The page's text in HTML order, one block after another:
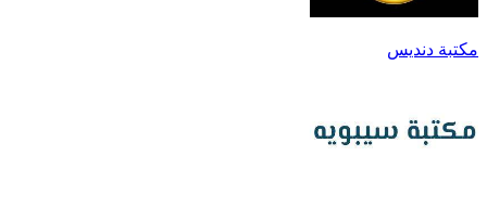
مكتبة دنديس